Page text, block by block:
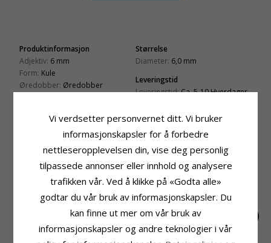
Produktinformasjon
Adjektiv: 6 mm
Form: Kule
Øredobber: Øredobber
Overflate:Blank
Størrelse
Diameter: 6,0 mm
Leveringstid
Leveringstid:Ca. 5-10 Hverdager
BESLEKTEDE PRODUKTER
Vi verdsetter personvernet ditt. Vi bruker
informasjonskapsler for å forbedre
nettleseropplevelsen din, vise deg personlig
tilpassede annonser eller innhold og analysere
trafikken vår. Ved å klikke på «Godta alle»
godtar du vår bruk av informasjonskapsler. Du
kan finne ut mer om vår bruk av
informasjonskapsler og andre teknologier i vår